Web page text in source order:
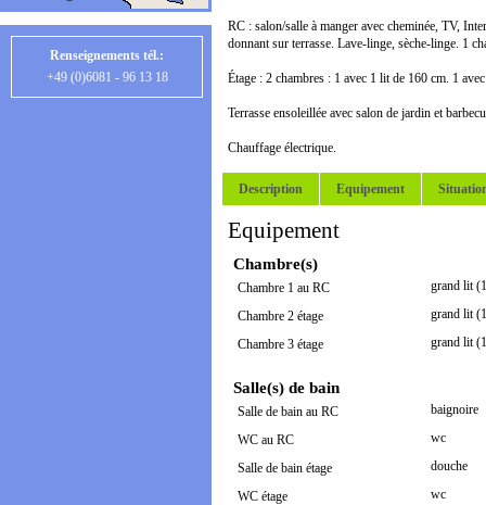
Renseignements tél.:
+49 (0)6081 - 96 13 18
RC : salon/salle à manger avec cheminée, TV,
donnant sur terrasse. Lave-linge, sèche-linge. 1
Étage : 2 chambres : 1 avec 1 lit de 160 cm. 1
Terrasse ensoleillée avec salon de jardin et
Chauffage électrique.
Description Equipement
Equipement
Chambre(s)
grand lit
Chambre 1 au RC
grand lit
Chambre 2 étage
grand lit
Chambre 3 étage
Salle(s) de bain
baignoire
Salle de bain au RC
wc
WC au RC
douche
Salle de bain étage
wc
WC étage